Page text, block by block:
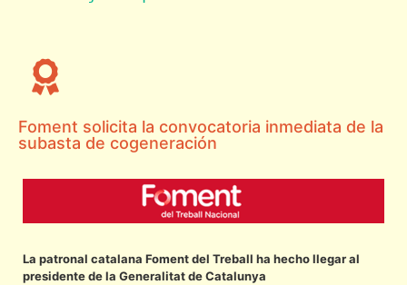
Foment solicita la convocatoria inmediata de la
subasta de cogeneración
La patronal catalana Foment del Treball ha hecho llegar al
presidente de la Generalitat de Catalunya